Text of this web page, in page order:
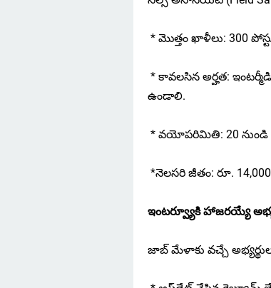
* మొత్తం ఖాళీలు: 300
* కావలసిన అర్హత:
ఉండాలి.
* వయోపరిమితి: 20 నుండి
*నెలసరి జీతం: రూ.
ఇంటర్వ్యూకి హాజరయ్యే
జాబ్ మేళాకు వచ్చే